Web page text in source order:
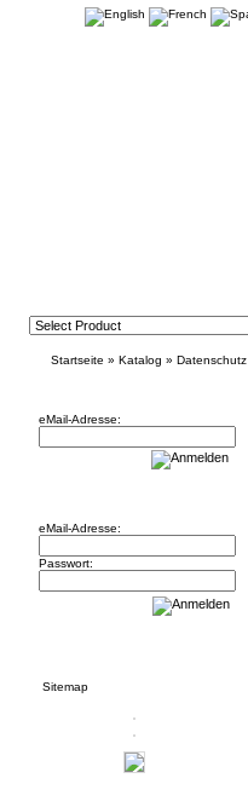
Startseite » Katalog » Datenschutz
eMail-Adresse:
eMail-Adresse:
Passwort:
Sitemap